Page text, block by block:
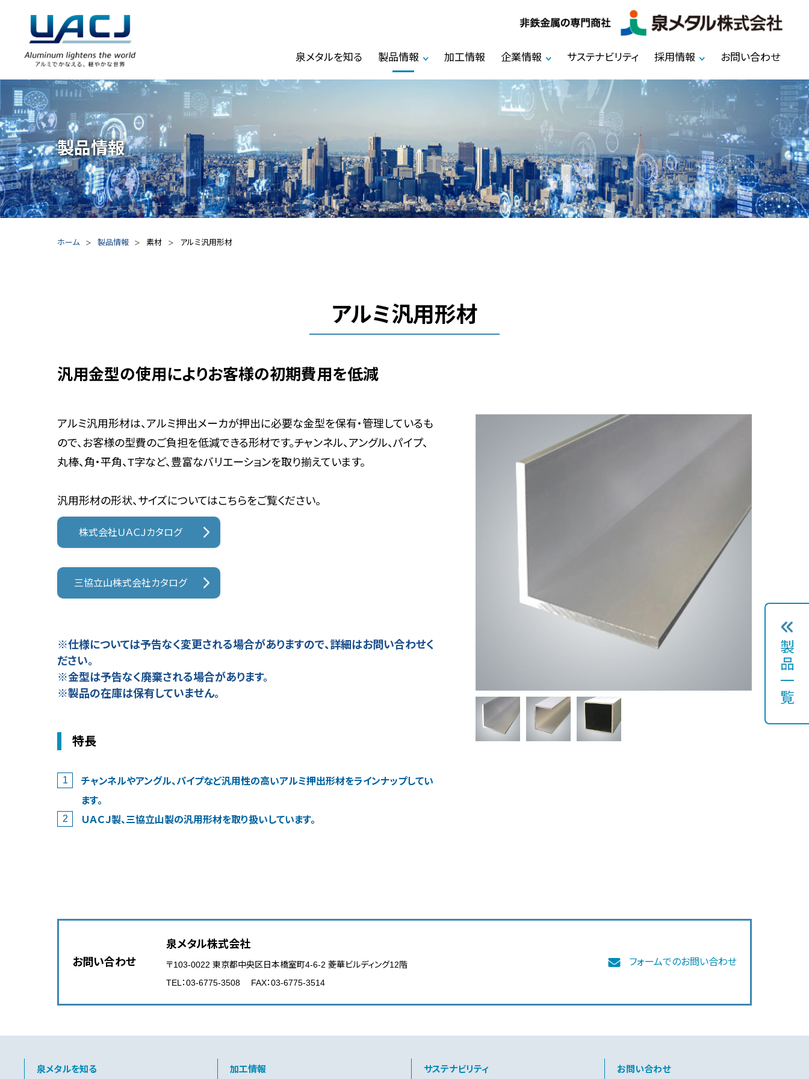
泉メタルを知る 製品情報 加工情報 企業情報 サステナビリティ 採用情報 お問い合わせ
製品情報
ホーム 製品情報 素材 アルミ汎用形材
アルミ汎用形材
汎用金型の使用によりお客様の初期費用を低減
アルミ汎用形材は、アルミ押出メーカが押出に必要な金型を保有・管理しているも
ので、お客様の型費のご負担を低減できる形材です。チャンネル、アングル、パイプ、
丸棒、角・平角、T字など、豊富なバリエーションを取り揃えています。
汎用形材の形状、サイズについてはこちらをご覧ください。
株式会社ＵＡＣＪカタログ
三協立山株式会社カタログ
※仕様については予告なく変更される場合がありますので、詳細はお問い合わせく
ださい。
※金型は予告なく廃棄される場合があります。
※製品の在庫は保有していません。
特長
チャンネルやアングル、パイプなど汎用性の高いアルミ押出形材をラインナップしてい
ます。
ＵＡＣＪ製、三協立山製の汎用形材を取り扱いしています。
お問い合わせ
泉メタル株式会社
〒103-0022 東京都中央区日本橋室町4-6-2 菱華ビルディング12階
TEL：03-6775-3508 FAX：03-6775-3514
フォームでのお問い合わせ
製
品
一
覧
泉メタルを知る 加工情報 サステナビリティ お問い合わせ